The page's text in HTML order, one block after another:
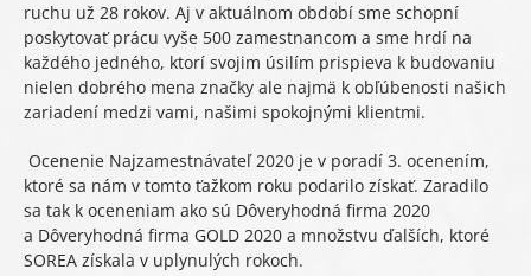
ruchu už 28 rokov. Aj v aktuálnom období sme schopní
poskytovať prácu vyše 500 zamestnancom a sme hrdí na
každého jedného, ktorí svojim úsilím prispieva k budovaniu
nielen dobrého mena značky ale najmä k obľúbenosti našich
zariadení medzi vami, našimi spokojnými klientmi.
Ocenenie Najzamestnávateľ 2020 je v poradí 3. ocenením,
ktoré sa nám v tomto ťažkom roku podarilo získať. Zaradilo
sa tak k oceneniam ako sú Dôveryhodná firma 2020
a Dôveryhodná firma GOLD 2020 a množstvu ďalších, ktoré
SOREA získala v uplynulých rokoch.